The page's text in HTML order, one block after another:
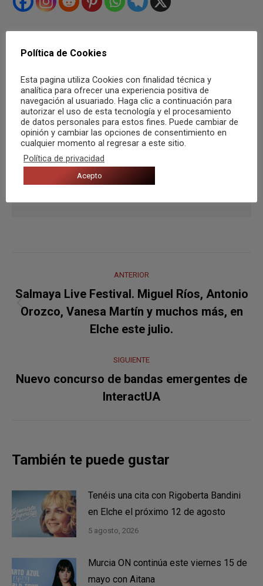
Categorías:Agenda
Etiquetas:
Morad Música Zero nicki nicole RVFV trueno wade
Autor:
entre
publicaciones
ANTERIOR
Publicación
anterior:
Salmaya Live Festival. Miguel Ríos, Antonio
Orozco, Vanesa Martín y muchos más, en
Elche este julio.
SIGUIENTE
Publicación
siguiente:
Nuevo concurso de bandas emergentes de
InteractUA
También te puede gustar
Tenéis una cita con Rigoberta Bandini
en Elche el próximo 12 de agosto
5 agosto, 2026
Murcia ON continúa este viernes 15 de
mayo con Aitana
Política de Cookies
Esta pagina utiliza Cookies con finalidad técnica y
analítica para ofrecer una experiencia positiva de
navegación al usuariado. Haga clic a continuación para
autorizar el uso de esta tecnología y el procesamiento
de datos personales para estos fines. Puede cambiar de
opinión y cambiar las opciones de consentimiento en
cualquier momento al regresar a este sitio.
Política de privacidad
Acepto